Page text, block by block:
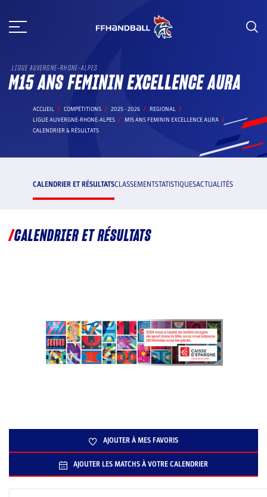
au
LIGUE AUVERGNE-RHONE-ALPES
M15 ANS FEMININ EXCELLENCE AURA
ACCUEIL COMPÉTITIONS 2025 - 2026
REGIONAL
LIGUE AUVERGNE-RHONE-ALPES
M15 ANS FEMININ EXCELLENCE AURA
CALENDRIER & RÉSULTATS
CALENDRIER ET RÉSULTATSCLASSEMENTSTATISTIQUESACTUALITÉS
CALENDRIER ET RÉSULTATS
AJOUTER À MES FAVORIS
AJOUTER LES MATCHS À VOTRE CALENDRIER